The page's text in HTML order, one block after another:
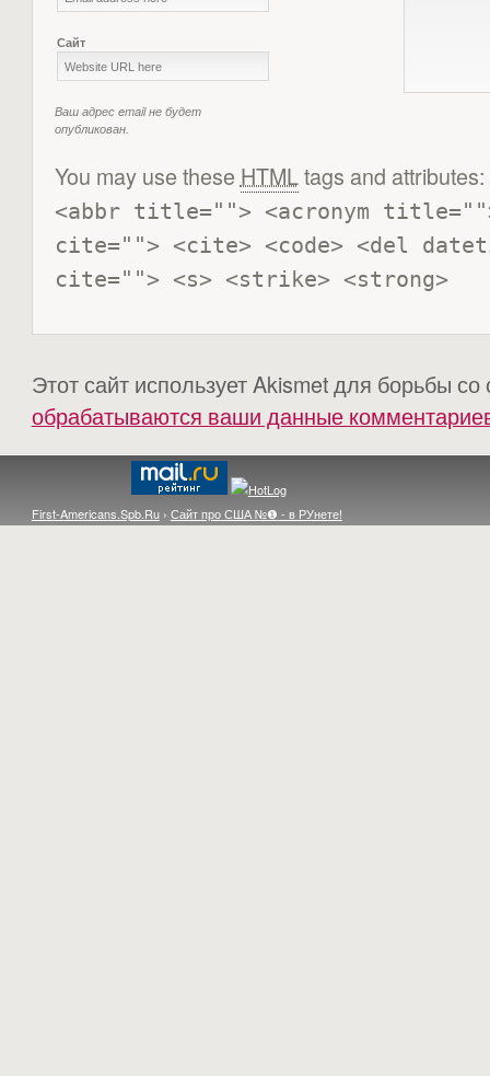
Сайт
Ваш адрес email не будет
опубликован.
You may use these HTMLtags and attributes:
<abbr title=""> <acronym
cite=""> <cite> <code> <del
cite=""> <s> <strike> <strong>
Этот сайт использует Akismet для борьбы
обрабатываются ваши данные
First-Americans.Spb.Ru› Сайт про США №❶ - в РУнете!